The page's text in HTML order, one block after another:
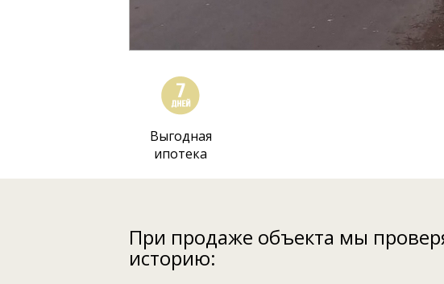
Выгодная
ипотека
При продаже объекта мы
историю: